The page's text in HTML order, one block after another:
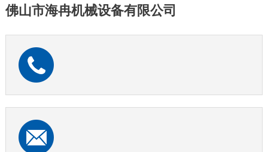
佛山市海冉机械设备有限公司